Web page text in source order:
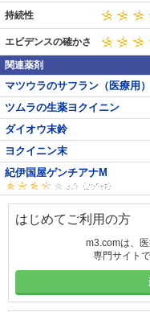
持続性
エビデンスの確かさ
関連薬剤
マツウラのサフラン（医療用）
ツムラの生薬ヨクイニン
ダイオウ末鈴
ヨクイニン末
紀伊国屋ゲンチアナM
はじめてご利用の方
m3.comは、
専門サイト